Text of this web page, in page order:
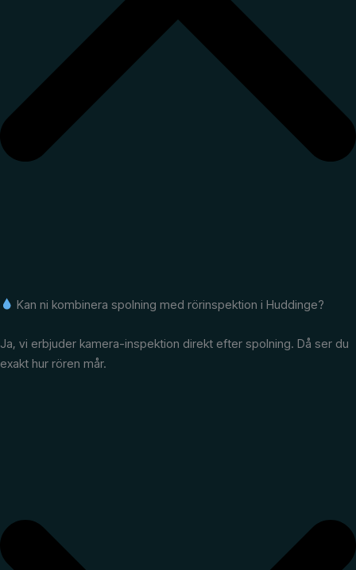
Kan ni kombinera spolning med rörinspektion i Huddinge?
Ja, vi erbjuder kamera-inspektion direkt efter spolning. Då ser du
exakt hur rören mår.